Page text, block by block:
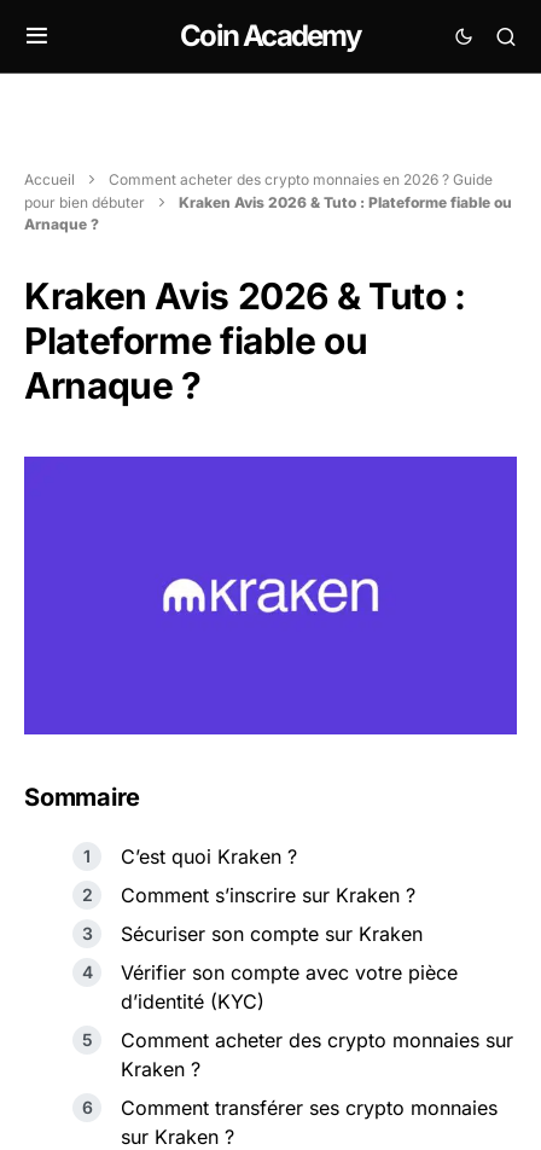
Coin Academy
Accueil
Comment acheter des crypto monnaies en 2026 ? Guide
pour bien débuter
Kraken Avis 2026 & Tuto : Plateforme fiable ou
Arnaque ?
Kraken Avis 2026 & Tuto :
Plateforme fiable ou
Arnaque ?
Sommaire
C’est quoi Kraken ?
Comment s’inscrire sur Kraken ?
Sécuriser son compte sur Kraken
Vérifier son compte avec votre pièce
d’identité (KYC)
Comment acheter des crypto monnaies sur
Kraken ?
Comment transférer ses crypto monnaies
sur Kraken ?